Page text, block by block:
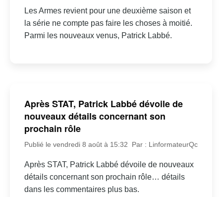
Les Armes revient pour une deuxième saison et
la série ne compte pas faire les choses à moitié.
Parmi les nouveaux venus, Patrick Labbé.
Après STAT, Patrick Labbé dévoile de
nouveaux détails concernant son
prochain rôle
Publié le vendredi 8 août à 15:32 Par : LinformateurQc
Après STAT, Patrick Labbé dévoile de nouveaux
détails concernant son prochain rôle… détails
dans les commentaires plus bas.